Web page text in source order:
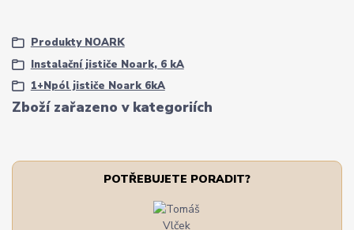
Zboží zařazeno v kategoriích
Produkty NOARK
Instalační jističe Noark, 6 kA
1+Npól jističe Noark 6kA
POTŘEBUJETE PORADIT?